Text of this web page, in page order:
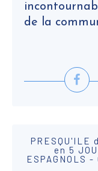
de la
PRESQU'ILE
en 5
ESPAGNOLS -